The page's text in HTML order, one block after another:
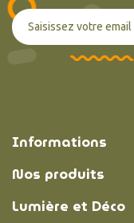
Informations
Nos produits
Lumière et Déco